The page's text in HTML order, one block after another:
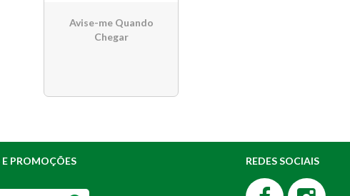
Avise-me Quando
Chegar
PROMOÇÕES
REDES SOCIAIS